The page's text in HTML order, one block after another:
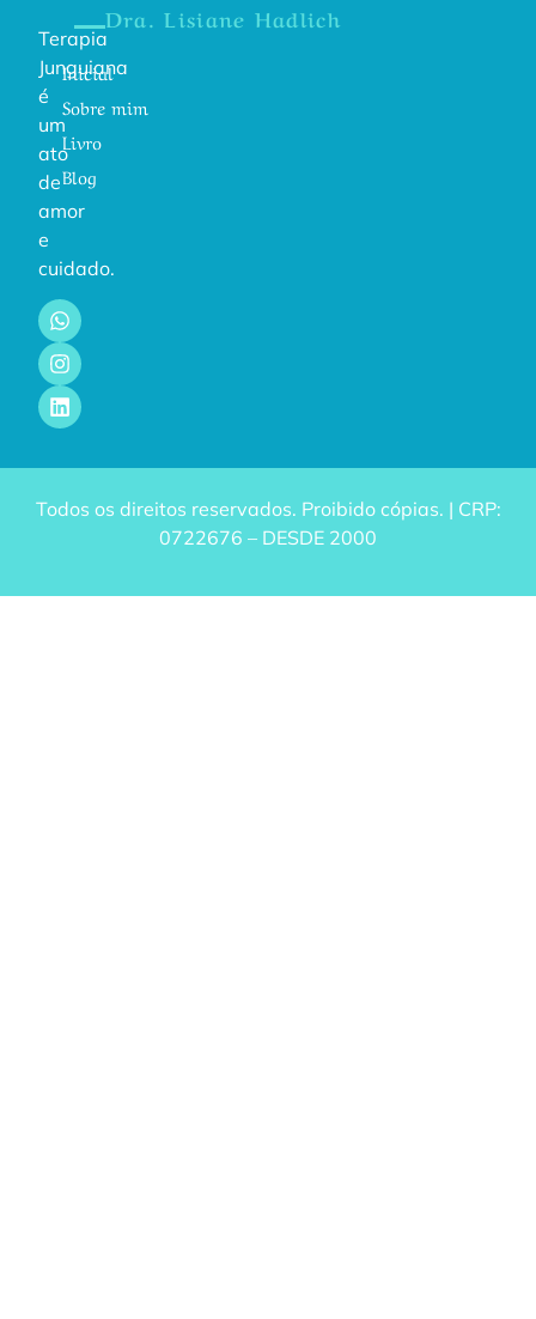
Terapia
Junguiana
é
um
ato
de
amor
e
cuidado.
Dra. Lisiane Hadlich
Inicial
Sobre mim
Livro
Blog
Todos os direitos reservados. Proibido cópias. | CRP:
0722676 – DESDE 2000